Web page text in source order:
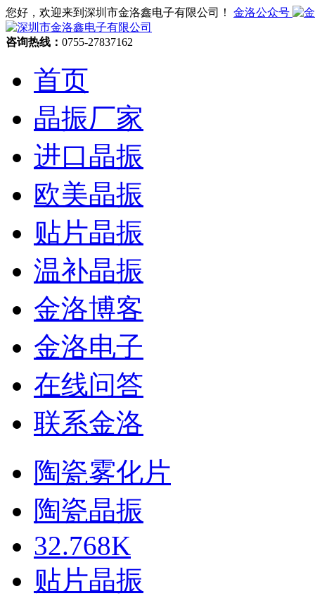
您好，欢迎来到深圳市金洛鑫电子有限公司！ 金洛公众号
咨询热线： 0755-27837162
首页
晶振厂家
进口晶振
欧美晶振
贴片晶振
温补晶振
金洛博客
金洛电子
在线问答
联系金洛
陶瓷雾化片
陶瓷晶振
32.768K
贴片晶振